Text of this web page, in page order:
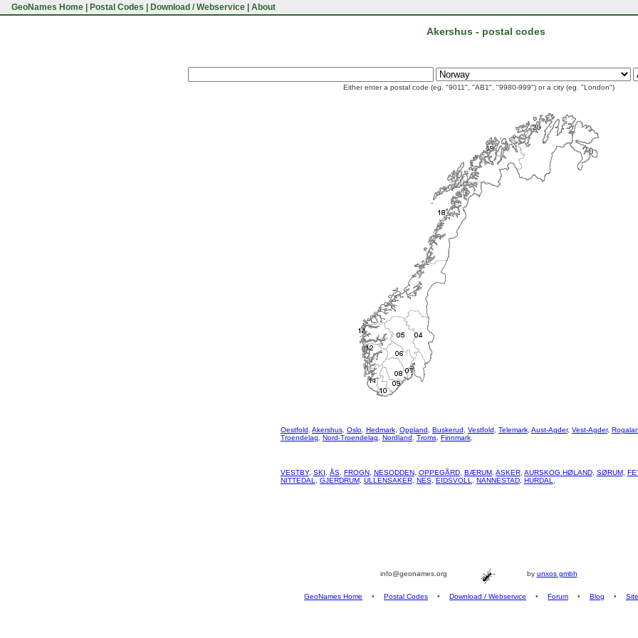
GeoNames Home Postal Codes Download / Webservice About
Akershus - postal codes
Either enter a postal code (eg. "9011", "AB1", "9980-999") or a city (eg. "London")
Oestfold Akershus, Oslo, Hedmark, Oppland Buskerud Vestfold Telemark, Aust-Agder, Vest-Agder,
Troendelag
Nord-Troendelag Nordland Troms, Finnmark,
VESTBY, SKI ÅS, FROGN, NESODDEN, OPPEGÅRD, BÆRUM, ASKER, AURSKOG HØLAND, SØRUM,
NITTEDAL
GJERDRUM, ULLENSAKER, NES, EIDSVOLL NANNESTAD, HURDAL
info@geonames.org by unxos gmbh
GeoNames Home • Postal Codes • Download / Webservice • Forum • Blog •